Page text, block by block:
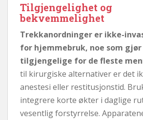
Tilgjengelighet og
bekvemmelighet
Trekkanordninger er ikke-
for hjemmebruk, noe som gjør
tilgjengelige for de fleste
til kirurgiske alternativer er det
anestesi eller restitusjonstid.
integrere korte økter i daglige
vesentlig forstyrrelse.